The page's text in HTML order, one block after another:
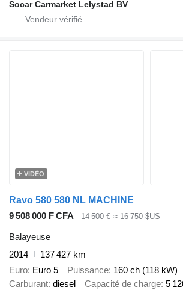
Socar Carmarket Lelystad BV
VIDÉO
Ravo 580 580 NL MACHINE
9 508 000 F CFA
14 500 € ≈ 16 750 $US
Balayeuse
2014
137 427 km
Euro Euro 5 Puissance 160 ch (118 kW)
Carburant diesel Capacité de charge 5